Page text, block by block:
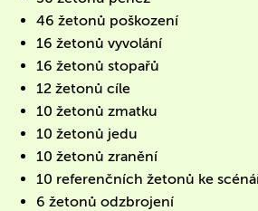
46 žetonů poškození
16 žetonů vyvolání
16 žetonů stopařů
12 žetonů cíle
10 žetonů zmatku
10 žetonů jedu
10 žetonů zranění
10 referenčních žetonů ke
6 žetonů odzbrojení